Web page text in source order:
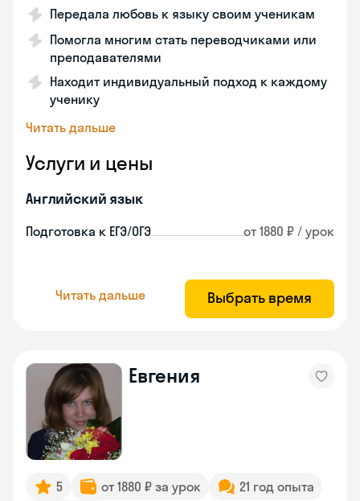
Передала любовь к языку своим ученикам
Помогла многим стать переводчиками или
преподавателями
Находит индивидуальный подход к каждому
ученику
Читать дальше
Услуги и цены
Английский язык
Подготовка к ЕГЭ/ОГЭ от 1880 ₽ / урок
Читать дальше Выбрать время
Евгения
5 от 1880 ₽ за урок
21 год опыта